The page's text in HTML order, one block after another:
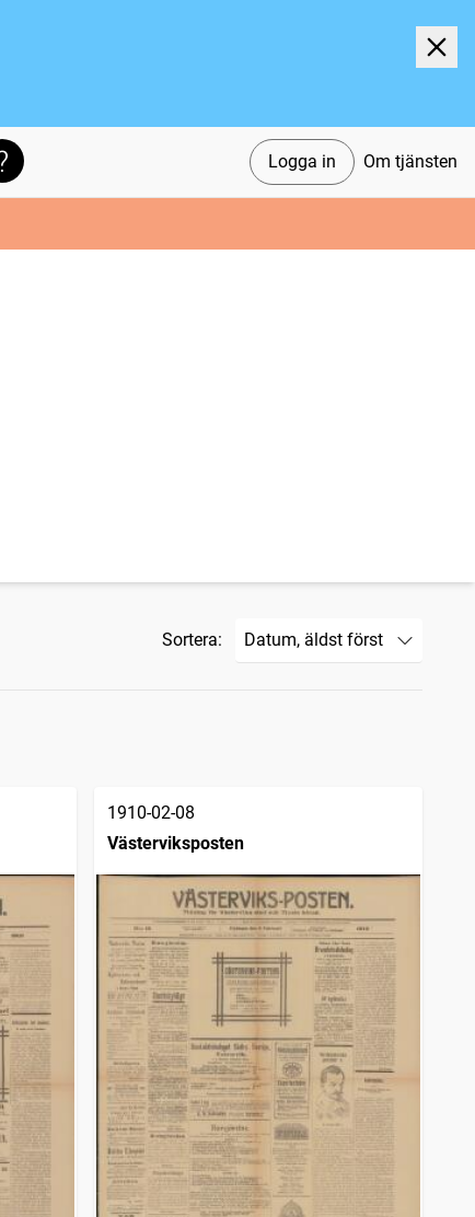
Logga in Om tjänsten
Söktips
Sortera:
1910-02-08
Västerviksposten